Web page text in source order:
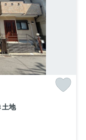
地